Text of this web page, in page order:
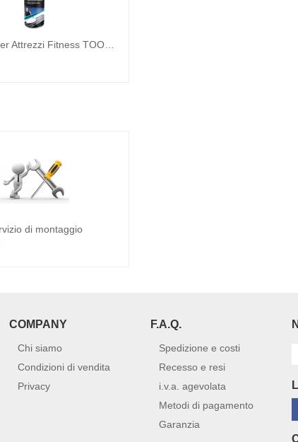
di montaggio
COMPANY
Chi siamo
Condizioni di vendita
Privacy
F.A.Q.
Spedizione e costi
Recesso e resi
i.v.a. agevolata
Metodi di pagamento
Garanzia